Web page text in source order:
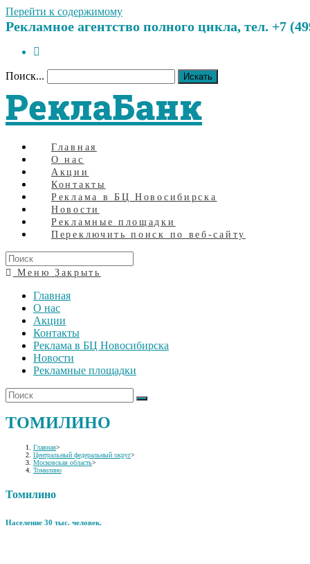
Перейти к содержимому
Рекламное агентство полного цикла, тел. +7
Поиск... Искать
РеклаБанк
Главная
О нас
Акции
Контакты
Реклама в БЦ Новосибирска
Новости
Рекламные площадки
Переключить поиск по веб-сайту
Меню Закрыть
Главная
О нас
Акции
Контакты
Реклама в БЦ Новосибирска
Новости
Рекламные площадки
ТОМИЛИНО
Главная>
Центральный федеральный округ>
Московская область>
Томилино
Томилино
Население 30 тыс. человек.